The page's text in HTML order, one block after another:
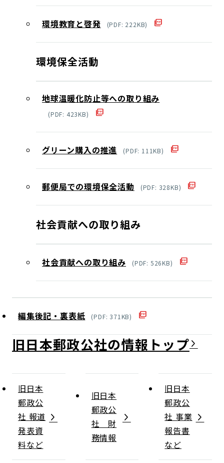
環境教育と啓発 (PDF: 222KB)
環境保全活動
地球温暖化防止等への取り組み
(PDF: 423KB)
グリーン購入の推進 (PDF: 111KB)
郵便局での環境保全活動 (PDF: 328KB)
社会貢献への取り組み
社会貢献への取り組み (PDF: 526KB)
編集後記・裏表紙 (PDF:371 KB)
旧日本郵政公社の情報
旧日本
郵政公
社 報道
発表資
料など
旧日本
郵政公
社 財
務情報
旧日本
郵政公
社 事業
報告書
など